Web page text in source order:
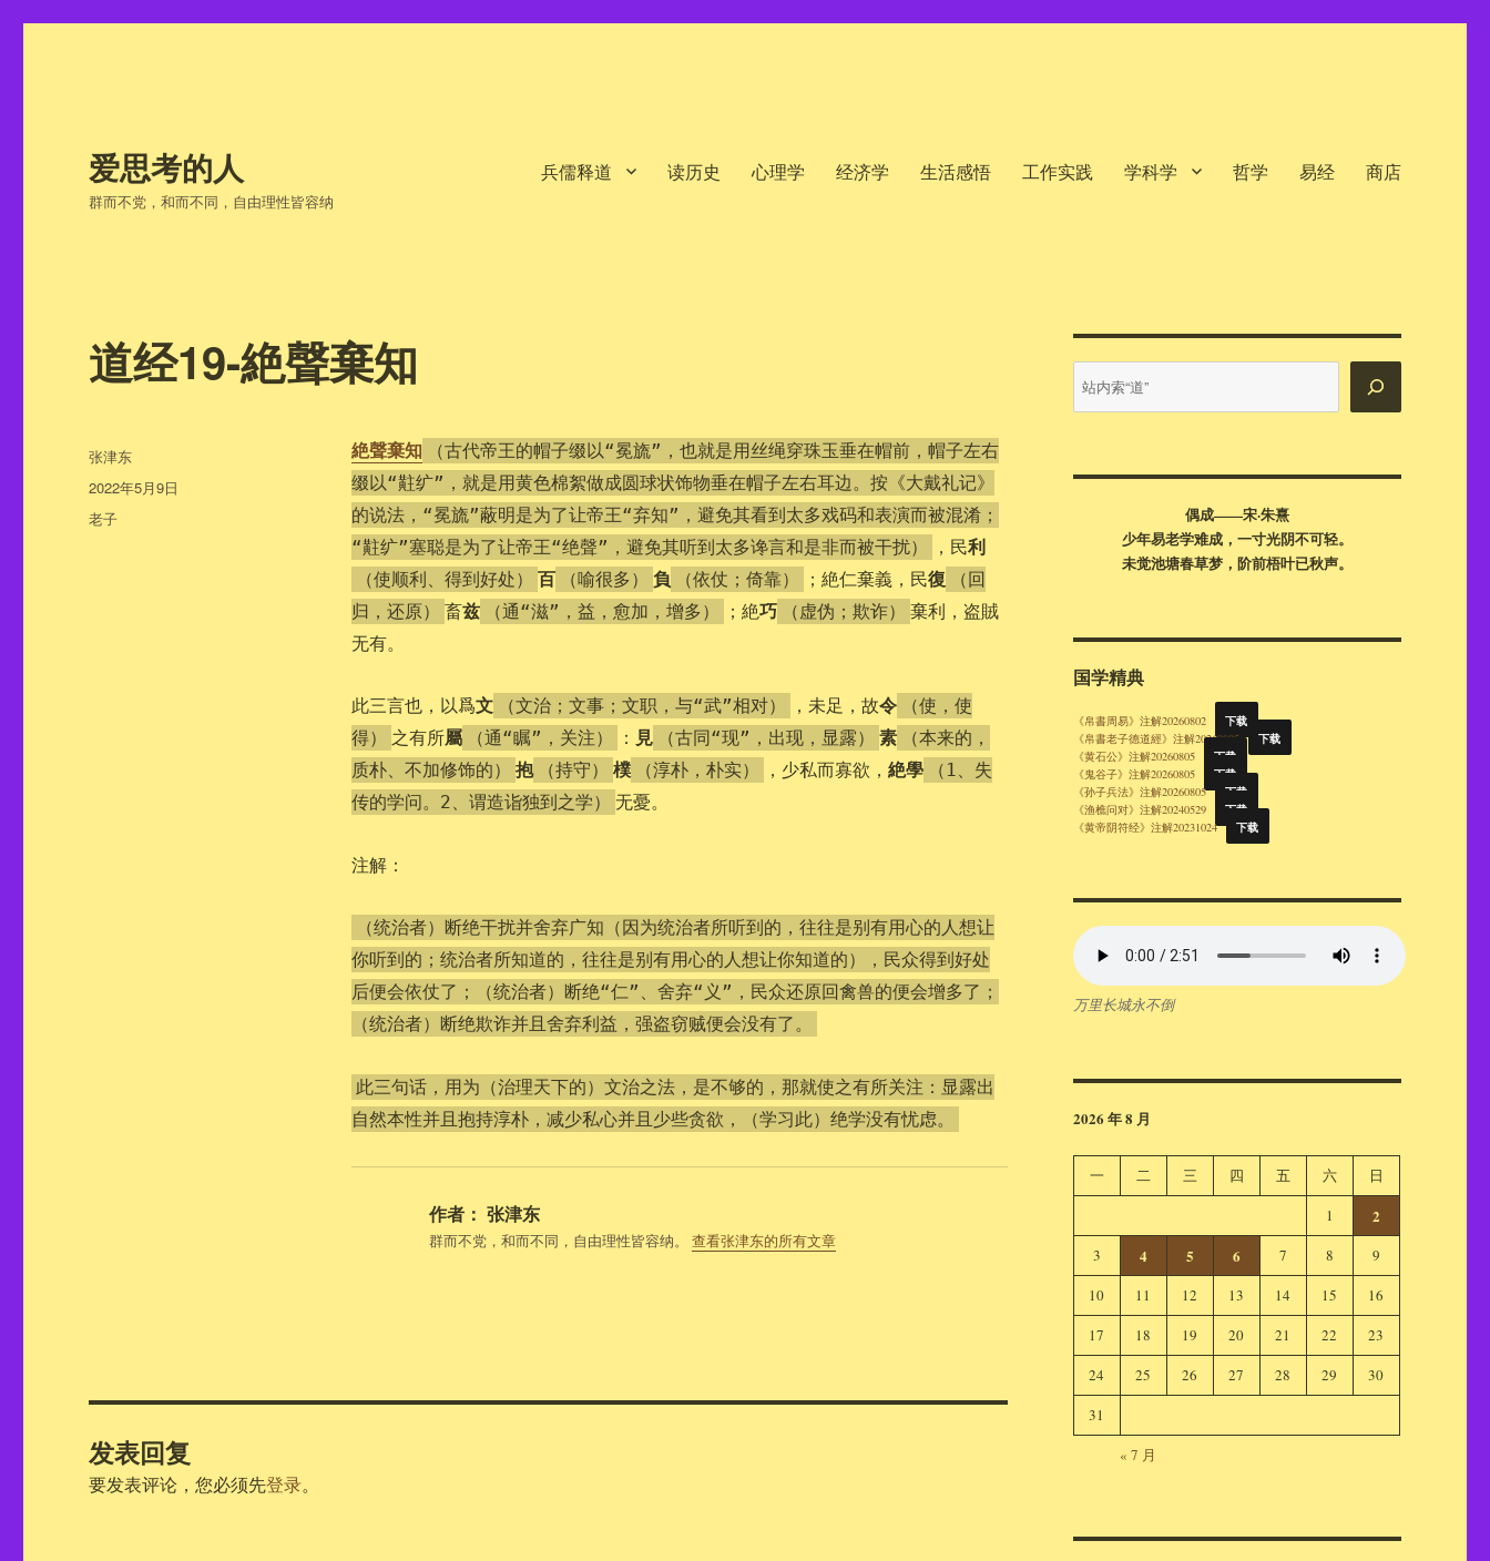
爱思考的人
群而不党，和而不同，自由理性皆容纳
兵儒释道 读历史 心理学 经济学 生活感悟 工作实践 学科学 哲学 易经 商店
道经19-絶聲棄知
絶聲棄知
（古代帝王的帽子缀以“冕旒”，也就是用丝绳穿珠玉垂在帽前，帽子左右
缀以“黈纩”，就是用黄色棉絮做成圆球状饰物垂在帽子左右耳边。按《大戴礼记》
的说法，“冕旒”蔽明是为了让帝王“弃知”，避免其看到太多戏码和表演而被混淆；
“黈纩”塞聪是为了让帝王“绝聲”，避免其听到太多谗言和是非而被干扰）
，民利
（使顺利、得到好处） 百 （喻很多） 負 （依仗；倚靠） ；絶仁棄義，民復
（回
归，还原）
畜兹 （通“滋”，益，愈加，增多） ；絶巧 （虚伪；欺诈）
棄利，盗賊
无有。
此三言也，以爲文 （文治；文事；文职，与“武”相对） ，未足，故令
（使，使
得）
之有所屬 （通“瞩”，关注） ： 見 （古同“现”，出现，显露） 素
（本来的，
质朴、不加修饰的）
抱 （持守） 樸 （淳朴，朴实） ，少私而寡欲， 絶學
（1、失
传的学问。2、谓造诣独到之学）
无憂。
注解：
（统治者）断绝干扰并舍弃广知（因为统治者所听到的，往往是别有用心的人想让
你听到的；统治者所知道的，往往是别有用心的人想让你知道的），民众得到好处
后便会依仗了；（统治者）断绝“仁”、舍弃“义”，民众还原回禽兽的便会增多了；
（统治者）断绝欺诈并且舍弃利益，强盗窃贼便会没有了。
此三句话，用为（治理天下的）文治之法，是不够的，那就使之有所关注：显露出
自然本性并且抱持淳朴，减少私心并且少些贪欲，（学习此）绝学没有忧虑。
作者： 张津东
群而不党，和而不同，自由理性皆容纳。 查看张津东的所有文章
作
者
张津东
发
布
于
2022年5月9日
分
老子
发表回复
要发表评论，您必须先登录。
内
搜
偶成——宋·朱熹
少年易老学难成，一寸光阴不可轻。
未觉池塘春草梦，阶前梧叶已秋声。
国学精典
《帛書周易》注解20260802 下载
《帛書老子德道經》注解20260805 下载
《黄石公》注解20260805 下载
《鬼谷子》注解20260805 下载
《孙子兵法》注解20260805 下载
《渔樵问对》注解20240529 下载
《黄帝阴符经》注解20231024 下载
万里长城永不倒
2026 年 8 月
一 二 三 四 五 六
日
1
2
3 4 5 6 7 8
9
10
11 12 13 14 15
16
17
18 19 20 21 22
23
24
25 26 27 28 29
30
31
« 7 月